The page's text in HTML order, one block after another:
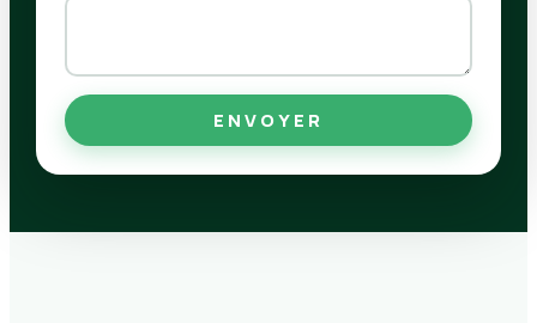
ENVOYER